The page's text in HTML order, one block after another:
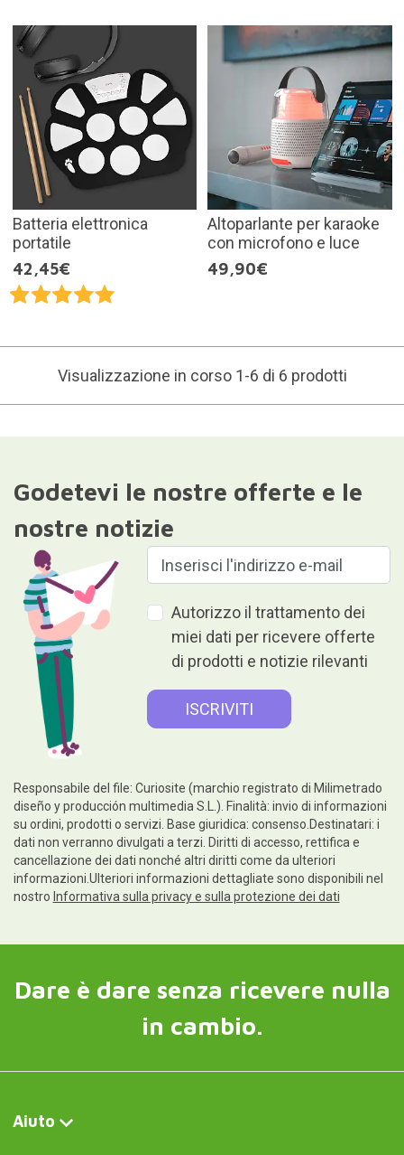
Batteria elettronica
portatile
42,45€
Altoparlante per karaoke
con microfono e luce
49,90€
Visualizzazione in corso 1-6 di 6 prodotti
Godetevi le nostre offerte e le
nostre notizie
Autorizzo il trattamento dei
miei dati per ricevere offerte
di prodotti e notizie rilevanti
Responsabile del file: Curiosite (marchio registrato di Milimetrado
diseño y producción multimedia S.L.). Finalità: invio di informazioni
su ordini, prodotti o servizi. Base giuridica: consenso.Destinatari: i
dati non verranno divulgati a terzi. Diritti di accesso, rettifica e
cancellazione dei dati nonché altri diritti come da ulteriori
informazioni.Ulteriori informazioni dettagliate sono disponibili nel
nostro Informativa sulla privacy e sulla protezione dei dati
Dare è dare senza ricevere nulla
in cambio.
Aiuto